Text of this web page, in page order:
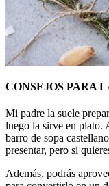
CONSEJOS PARA
Mi padre la suele
luego la sirve en plato.
barro de sopa
presentar, pero si
Además, podrás